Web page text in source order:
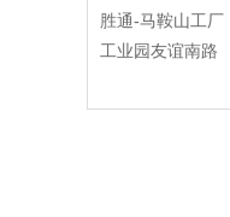
胜通-马鞍山工
工业园友谊南路